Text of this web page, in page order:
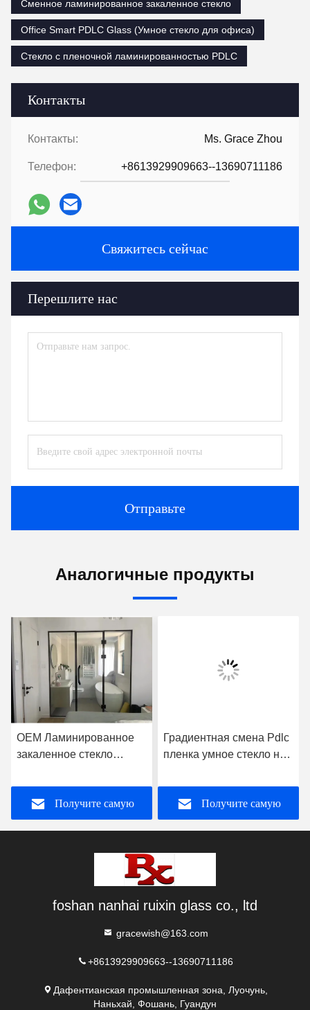
Контакты
Контакты: Ms. Grace Zhou
Телефон: +8613929909663--13690711186
Свяжитесь сейчас
Перешлите нас
Отправьте
Сменное ламинированное закаленное стекло
Office Smart PDLC Glass (Умное стекло для офиса)
Стекло с пленочной ламинированностью PDLC
Аналогичные продукты
OEM Ламинированное
закаленное стекло
душевой комнаты
Получите самую
Градиентная смена Pdlc
пленка умное стекло на
стены
Получите самую
foshan nanhai ruixin glass co., ltd
gracewish@163.com
+8613929909663--13690711186
Дафентианская промышленная зона, Луочунь,
Наньхай, Фошань, Гуандун